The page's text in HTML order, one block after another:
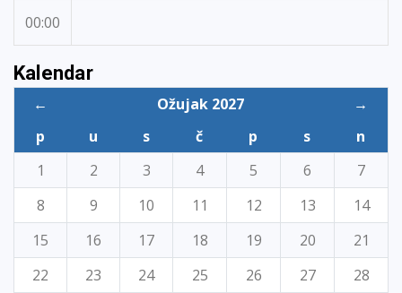
00:00
Kalendar
← Ožujak 2027
→
p
u s č p s
n
1
2 3 4 5 6
7
8
9 10 11 12 13
14
15
16 17 18 19 20
21
22
23 24 25 26 27
28